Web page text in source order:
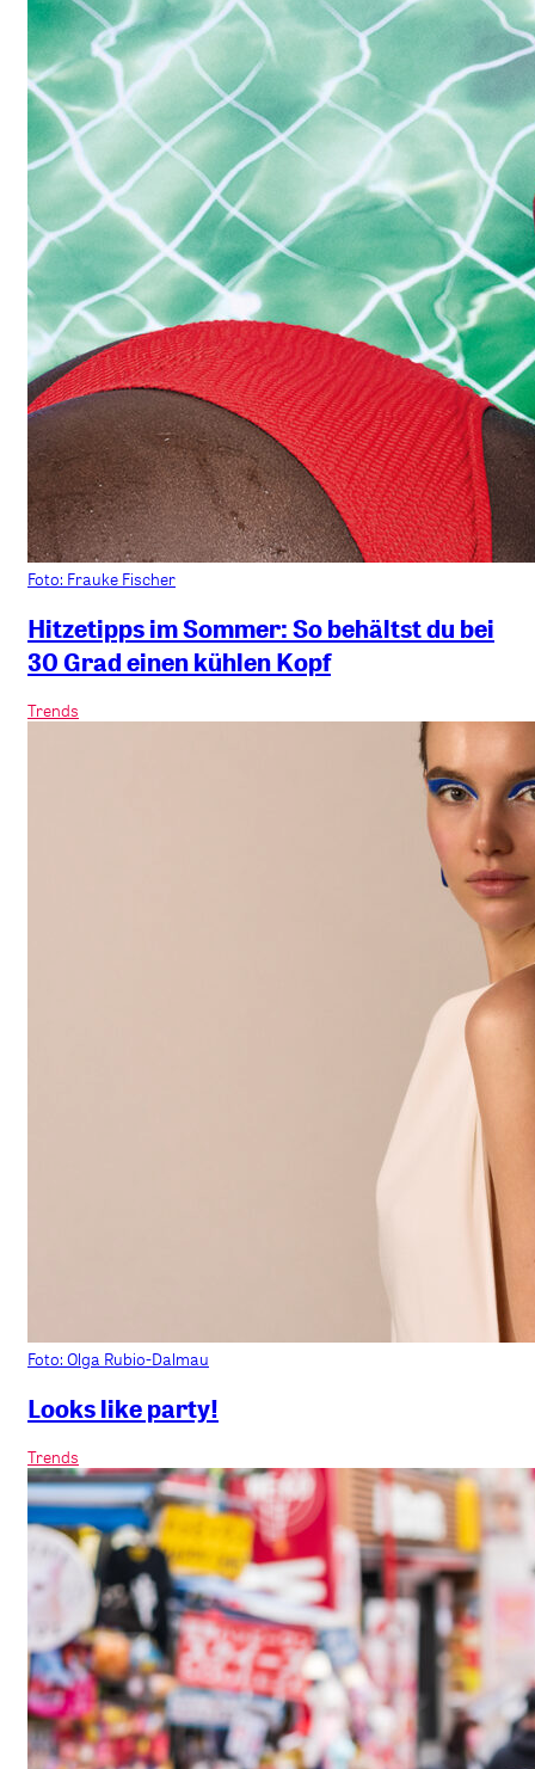
Foto: Frauke Fischer
Hitzetipps im Sommer: So behältst du bei
30 Grad einen kühlen Kopf
Trends
Foto: Olga Rubio-Dalmau
Looks like party!
Trends